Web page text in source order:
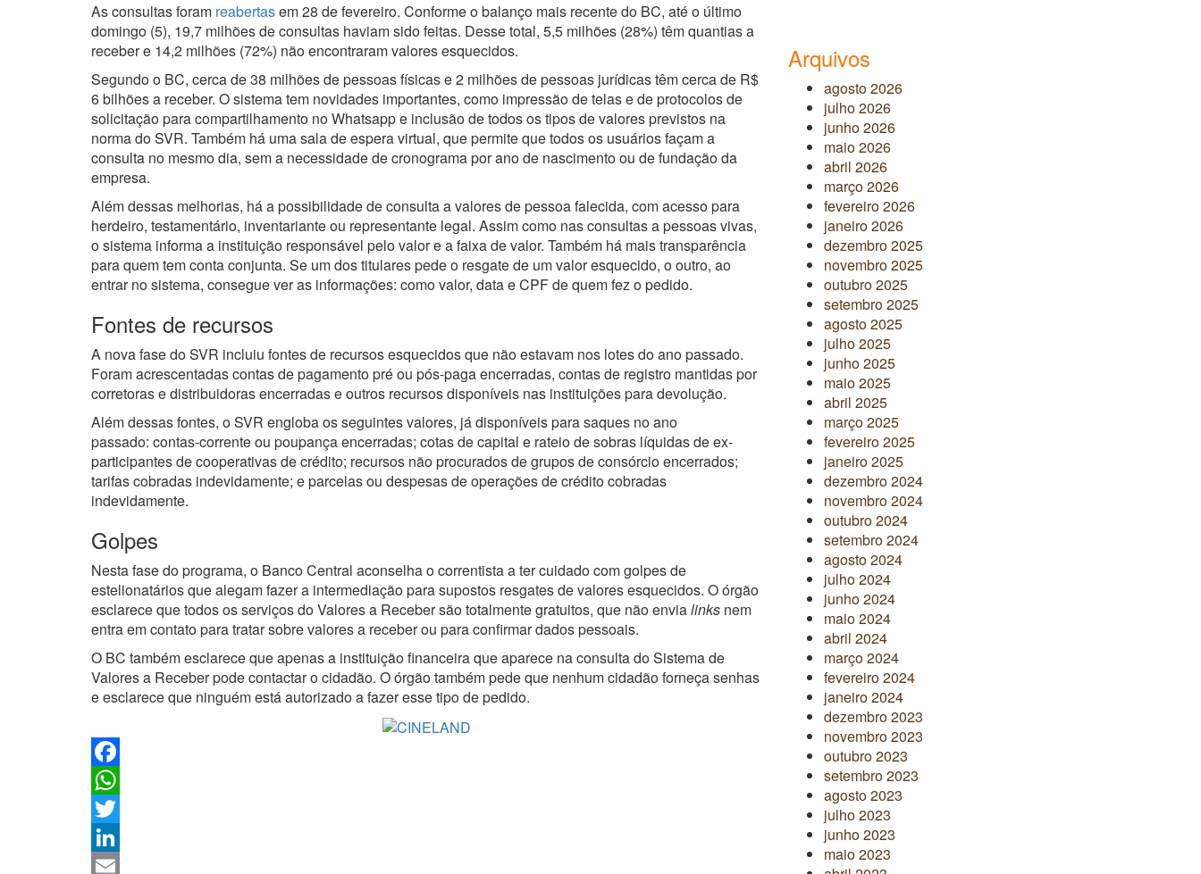
As consultas foram reabertasem 28 de fevereiro. Conforme o balanço mais recente do BC, até o último
domingo (5), 19,7 milhões de consultas haviam sido feitas. Desse total, 5,5 milhões (28%) têm quantias a
receber e 14,2 milhões (72%) não encontraram valores esquecidos.
Segundo o BC, cerca de 38 milhões de pessoas físicas e 2 milhões de pessoas jurídicas têm cerca de R$
6 bilhões a receber. O sistema tem novidades importantes, como impressão de telas e de protocolos de
solicitação para compartilhamento no Whatsapp e inclusão de todos os tipos de valores previstos na
norma do SVR. Também há uma sala de espera virtual, que permite que todos os usuários façam a
consulta no mesmo dia, sem a necessidade de cronograma por ano de nascimento ou de fundação da
empresa.
Além dessas melhorias, há a possibilidade de consulta a valores de pessoa falecida, com acesso para
herdeiro, testamentário, inventariante ou representante legal. Assim como nas consultas a pessoas vivas,
o sistema informa a instituição responsável pelo valor e a faixa de valor. Também há mais transparência
para quem tem conta conjunta. Se um dos titulares pede o resgate de um valor esquecido, o outro, ao
entrar no sistema, consegue ver as informações: como valor, data e CPF de quem fez o pedido.
Fontes de recursos
A nova fase do SVR incluiu fontes de recursos esquecidos que não estavam nos lotes do ano passado.
Foram acrescentadas contas de pagamento pré ou pós-paga encerradas, contas de registro mantidas por
corretoras e distribuidoras encerradas e outros recursos disponíveis nas instituições para devolução.
Além dessas fontes, o SVR engloba os seguintes valores, já disponíveis para saques no ano
passado: contas-corrente ou poupança encerradas; cotas de capital e rateio de sobras líquidas de ex-
participantes de cooperativas de crédito; recursos não procurados de grupos de consórcio encerrados;
tarifas cobradas indevidamente; e parcelas ou despesas de operações de crédito cobradas
indevidamente.
Golpes
Nesta fase do programa, o Banco Central aconselha o correntista a ter cuidado com golpes de
estelionatários que alegam fazer a intermediação para supostos resgates de valores esquecidos. O órgão
esclarece que todos os serviços do Valores a Receber são totalmente gratuitos, que não envialinks nem
entra em contato para tratar sobre valores a receber ou para confirmar dados pessoais.
O BC também esclarece que apenas a instituição financeira que aparece na consulta do Sistema de
Valores a Receber pode contactar o cidadão. O órgão também pede que nenhum cidadão forneça senhas
e esclarece que ninguém está autorizado a fazer esse tipo de pedido.
Facebook
WhatsApp
Twitter
LinkedIn
Arquivos
agosto 2026
julho 2026
junho 2026
maio 2026
abril 2026
março 2026
fevereiro 2026
janeiro 2026
dezembro 2025
novembro 2025
outubro 2025
setembro 2025
agosto 2025
julho 2025
junho 2025
maio 2025
abril 2025
março 2025
fevereiro 2025
janeiro 2025
dezembro 2024
novembro 2024
outubro 2024
setembro 2024
agosto 2024
julho 2024
junho 2024
maio 2024
abril 2024
março 2024
fevereiro 2024
janeiro 2024
dezembro 2023
novembro 2023
outubro 2023
setembro 2023
agosto 2023
julho 2023
junho 2023
maio 2023